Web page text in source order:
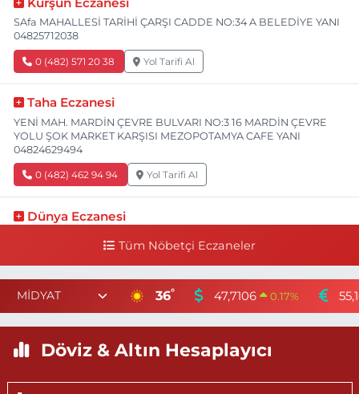
SAfa MAHALLESİ TARİHİ ÇARŞI CADDE NO:34 A BELEDİYE YANI
04825712038
0 (482) 571 20 38 Yol Tarifi Al
Taha Eczanesi
YENİ MAH. MARDİN ÇEVRE BULVARI NO:3 16 MARDİN ÇEVRE
YOLU ŞOK MARKET KARŞISI MEZOPOTAMYA CAFE YANI
04824629494
0 (482) 462 94 94 Yol Tarifi Al
Dünya Eczanesi
CAD. (İŞBANKASI CAD) BİM MARKET YANI 04824158747
Tamtamış Eczanesi
YANI D.BAKIR YOLU ÜZERİ ŞEYHAN ET LOKNATASI YANI İLÇE
Tüm Nöbetçi Eczaneler
36° 47,7106 0.17%
Döviz & Altın Hesaplayıcı